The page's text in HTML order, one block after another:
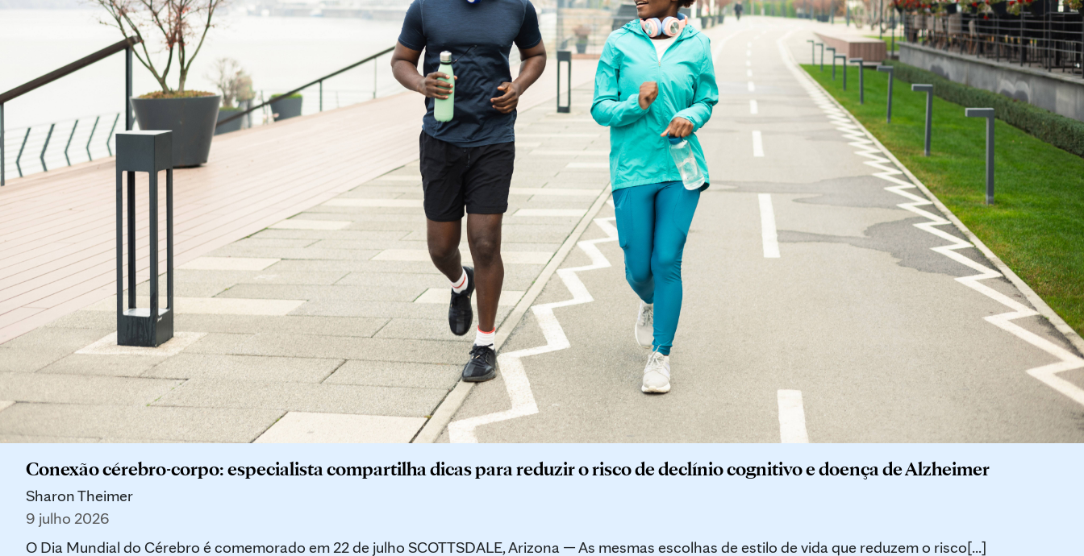
Conexão cérebro-corpo: especialista compartilha dicas para reduzir o risco de declínio cognitivo e doença de Alzheimer
Sharon Theimer
9 julho 2026
O Dia Mundial do Cérebro é comemorado em 22 de julho SCOTTSDALE, Arizona — As mesmas escolhas de estilo de vida que reduzem o risco[...]